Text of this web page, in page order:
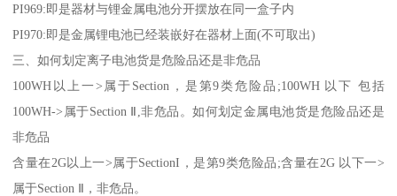
PI969:即是器材与锂金属电池分开摆放在同一盒子内
PI970:即是金属锂电池已经装嵌好在器材上面(不可取出)
三、如何划定离子电池货是危险品还是非危品
100WH以上一>属于Section，是第9类危险品;100WH 以下 包括
100WH->属于Section Ⅱ,非危品。如何划定金属电池货是危险品还是
非危品
含量在2G以上一>属于SectionI，是第9类危险品;含量在2G 以下一>
属于Section Ⅱ，非危品。